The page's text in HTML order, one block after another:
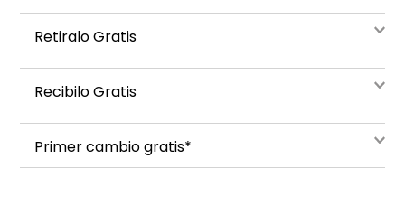
Retiralo Gratis
Recibilo Gratis
Primer cambio gratis*